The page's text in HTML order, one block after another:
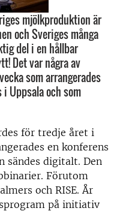
mjölkproduktion är
och Sveriges många
del i en hållbar
Det var några av
som arrangerades
Uppsala och som
för tredje året i
en konferens
sändes digitalt. Den
Förutom
och RISE. År
på initiativ